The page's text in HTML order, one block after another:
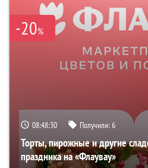
-20%
08:48:29 Получили:6
Торты, пирожные и другие
праздника на «Флаувау»